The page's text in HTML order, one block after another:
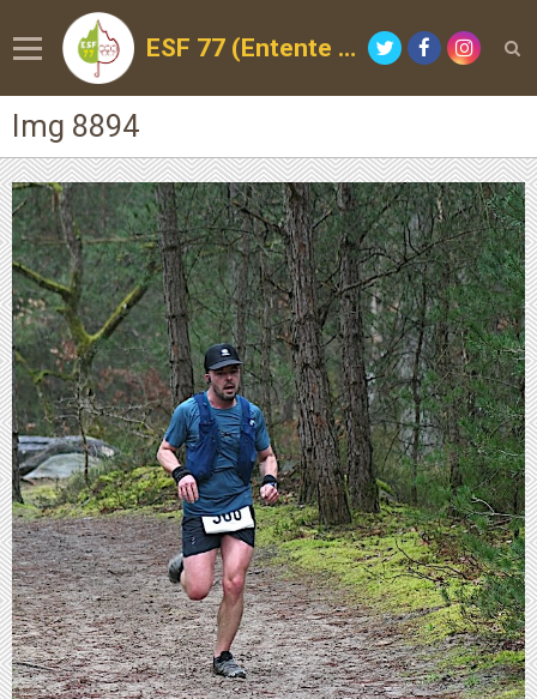
ESF 77 (Entente Sportive de la Forêt)
Img 8894